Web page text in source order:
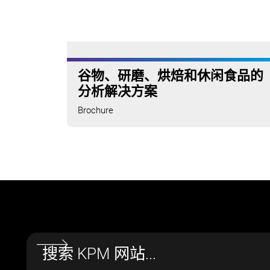
谷物、研磨、烘焙和休闲食品的
分析解决方案
Brochure